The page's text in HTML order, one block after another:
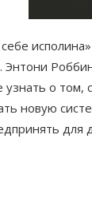
Энтони
о том,
новую
для